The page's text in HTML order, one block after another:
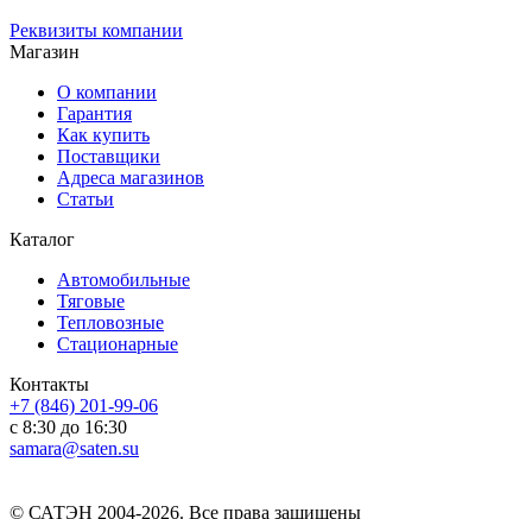
Реквизиты компании
Магазин
О компании
Гарантия
Как купить
Поставщики
Адреса магазинов
Статьи
Каталог
Автомобильные
Тяговые
Тепловозные
Стационарные
Контакты
+7 (846) 201-99-06
с 8:30 до 16:30
samara@saten.su
© САТЭН 2004-2026. Все права защищены